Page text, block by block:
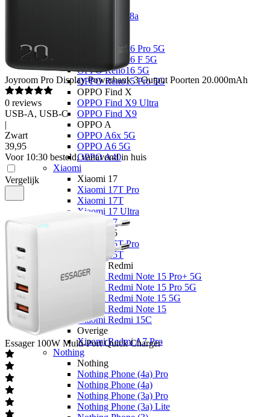
Google Pixel 8a
OPPO Reno16 Pro 5G
OPPO Reno16 F 5G
OPPO Reno16 5G
OPPO Reno15 Pro 5G
OPPO Find X
OPPO Find X9 Ultra
OPPO Find X9
OPPO A
OPPO A6x 5G
OPPO A6 5G
OPPO A40
Xiaomi
Xiaomi 17
Xiaomi 17T Pro
Xiaomi 17T
Xiaomi 17 Ultra
Xiaomi 17
Xiaomi 15
Xiaomi 15T Pro
Xiaomi 15T
Xiaomi Redmi
Xiaomi Redmi Note 15 Pro+ 5G
Xiaomi Redmi Note 15 Pro 5G
Xiaomi Redmi Note 15 5G
Xiaomi Redmi Note 15
Xiaomi Redmi 15C
Overige
Xiaomi Redmi A7 Pro
Nothing
Nothing
Nothing Phone (4a) Pro
Nothing Phone (4a)
Nothing Phone (3a) Pro
Nothing Phone (3a) Lite
Joyroom Pro Display Powerbank 3 Output Poorten 20.000mAh
0 reviews
USB-A, USB-C
|
Zwart
39,95
Voor 10:30 besteld, vanavond in huis
Vergelijk
Essager 100W Multi-Port Quick Charger